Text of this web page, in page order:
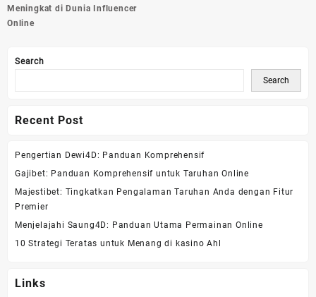
navigation
Meningkat di Dunia Influencer
Online
Search
Search
Recent Post
Pengertian Dewi4D: Panduan Komprehensif
Gajibet: Panduan Komprehensif untuk Taruhan Online
Majestibet: Tingkatkan Pengalaman Taruhan Anda dengan Fitur
Premier
Menjelajahi Saung4D: Panduan Utama Permainan Online
10 Strategi Teratas untuk Menang di kasino Ahl
Links